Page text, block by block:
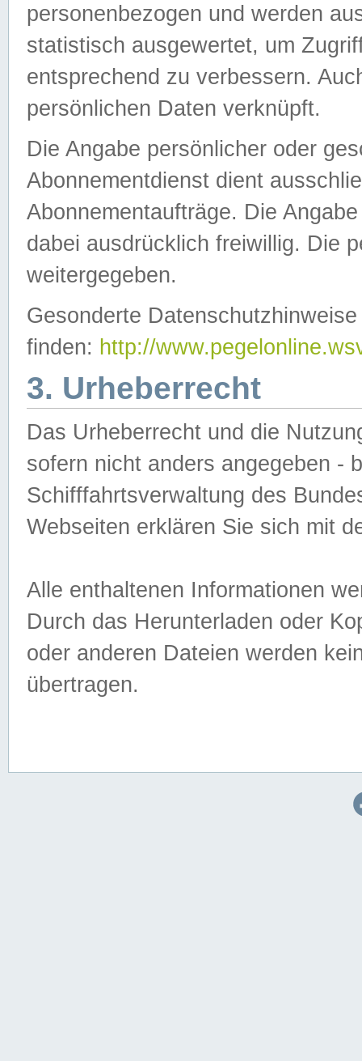
personenbezogen und werden
statistisch ausgewertet, um
entsprechend zu verbessern.
persönlichen Daten verknüpft.
Die Angabe persönlicher oder
Abonnementdienst dient
Abonnementaufträge. Die
dabei ausdrücklich freiwillig. Die
weitergegeben.
Gesonderte
finden: http://
3. Urheberrecht
Das Urheberrecht und die
sofern nicht anders angegeben -
Schifffahrtsverwaltung des
Webseiten erklären Sie sich mit
Alle enthaltenen Informationen
Durch das Herunterladen oder
oder anderen Dateien werden
übertragen.